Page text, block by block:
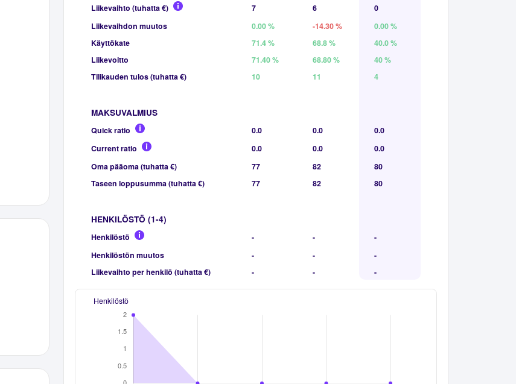
Liikevaihto (tuhatta €)
7 6
0
Liikevaihdon muutos
0.00 % -14.30 %
0.00 %
Käyttökate
71.4 % 68.8 %
40.0 %
Liikevoitto
71.40 % 68.80 %
40 %
Tilikauden tulos (tuhatta €)
10 11 4
MAKSUVALMIUS
Quick ratio 0.0 0.0
0.0
Current ratio
0.0 0.0
0.0
Oma pääoma (tuhatta €)
77 82
80
Taseen loppusumma (tuhatta €)
77 82 80
HENKILÖSTÖ (1-4)
Henkilöstö - -
-
Henkilöstön muutos
- -
-
Liikevaihto per henkilö (tuhatta €)
- - -
Henkilöstö